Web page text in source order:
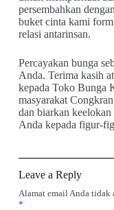
persembahkan
buket cinta kami
relasi antarinsan.
Percayakan bunga
Anda. Terima kasih
kepada Toko Bunga
masyarakat
dan biarkan
Anda kepada figur-
Leave a Reply
Alamat email Anda
*